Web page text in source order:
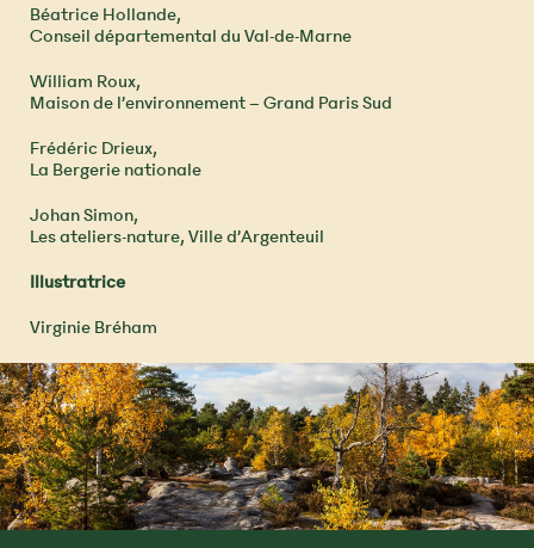
Béatrice Hollande,
Conseil départemental du Val-de-Marne
William Roux,
Maison de l’environnement – Grand Paris Sud
Frédéric Drieux,
La Bergerie nationale
Johan Simon,
Les ateliers-nature, Ville d’Argenteuil
Illustratrice
Virginie Bréham